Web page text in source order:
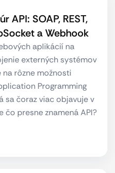
API: SOAP, REST,
a Webhook
aplikácií na
externých systémov
rôzne možnosti
Programming
sa čoraz viac objavuje v
čo presne znamená API?